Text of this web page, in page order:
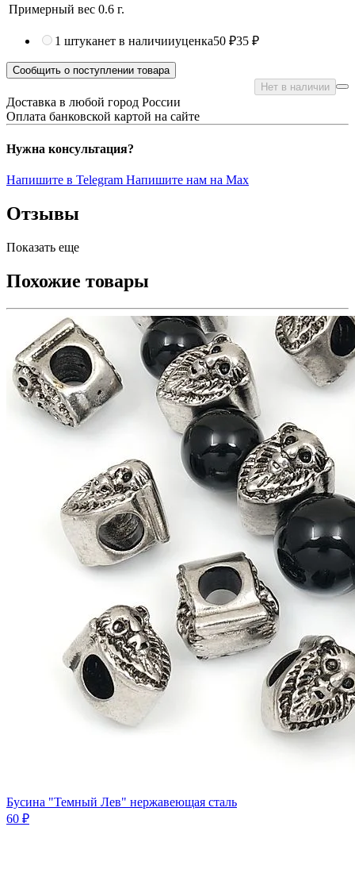
Примерный вес 0.6 г.
1 штуканет в наличииуценка50 ₽35 ₽
Сообщить о поступлении товара
Нет в наличии
Доставка в любой город России
Оплата банковской картой на сайте
Нужна консультация?
Напишите в Telegram Напишите нам на Max
Отзывы
Показать еще
Похожие товары
Бусина "Темный Лев" нержавеющая сталь
60 ₽